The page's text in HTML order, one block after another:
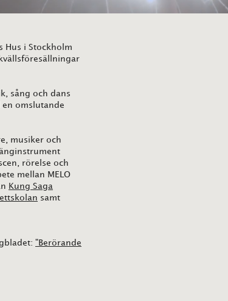
Hus i Stockholm
sång och dans
en omslutande
musiker och
rörelse och
mellan MELO
Kung Saga
samt
"Berörande